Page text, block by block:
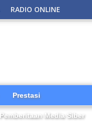
RADIO ONLINE
Prestasi
Media Siber